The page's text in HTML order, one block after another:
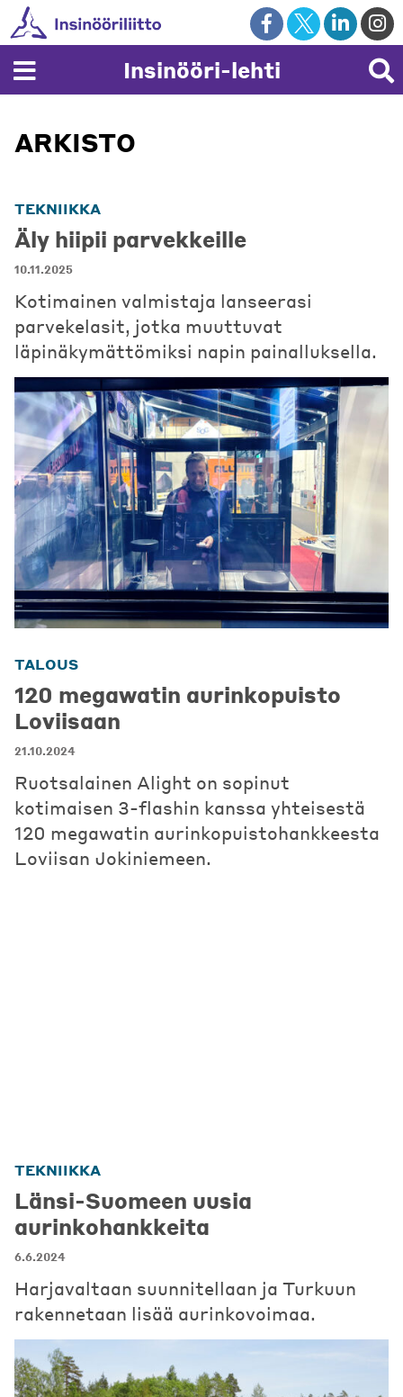
Skip
to
content
Insinööri-lehti
ARKISTO
TEKNIIKKA
Äly hiipii parvekkeille
10.11.2025
Kotimainen valmistaja lanseerasi
parvekelasit, jotka muuttuvat
läpinäkymättömiksi napin painalluksella.
TALOUS
120 megawatin aurinkopuisto
Loviisaan
21.10.2024
Ruotsalainen Alight on sopinut
kotimaisen 3-flashin kanssa yhteisestä
120 megawatin aurinkopuistohankkeesta
Loviisan Jokiniemeen.
TEKNIIKKA
Länsi-Suomeen uusia
aurinkohankkeita
6.6.2024
Harjavaltaan suunnitellaan ja Turkuun
rakennetaan lisää aurinkovoimaa.